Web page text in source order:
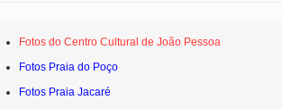
Fotos do Centro Cultural de João Pessoa
Fotos Praia do Poço
Fotos Praia Jacaré